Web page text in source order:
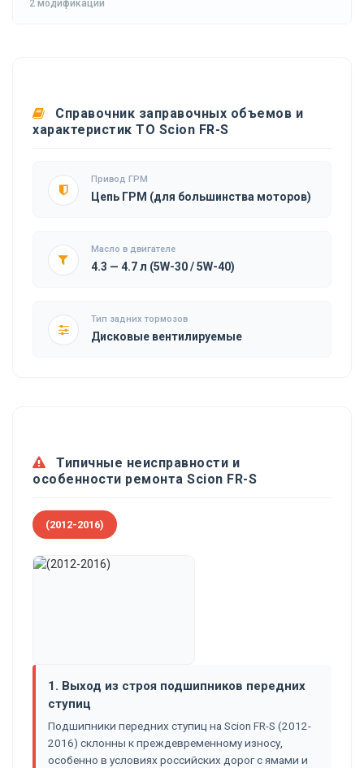
2 модификации
Справочник заправочных объемов и
характеристик ТО Scion FR-S
Привод ГРМ
Цепь ГРМ (для большинства моторов)
Масло в двигателе
4.3 — 4.7 л (5W-30 / 5W-40)
Тип задних тормозов
Дисковые вентилируемые
Типичные неисправности и
особенности ремонта Scion FR-S
(2012-2016)
1. Выход из строя подшипников передних
ступиц
Подшипники передних ступиц на Scion FR-S (2012-
2016) склонны к преждевременному износу,
особенно в условиях российских дорог с ямами и